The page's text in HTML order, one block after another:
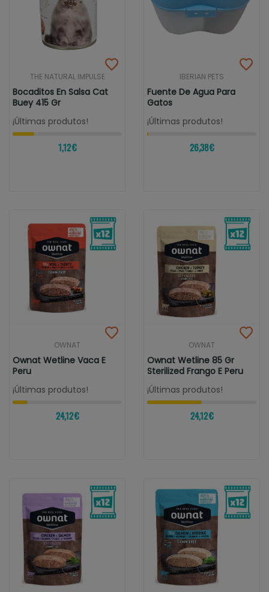
THE NATURAL IMPULSE
Bocaditos En Salsa Cat
Buey 415 Gr
¡Últimas produtos!
1,12 €
IBERIAN PETS
Fuente De Agua Para
Gatos
¡Últimas produtos!
26,38 €
OWNAT
Ownat Wetline Vaca E
Peru
¡Últimas produtos!
24,12 €
OWNAT
Ownat Wetline 85 Gr
Sterilized Frango E Peru
¡Últimas produtos!
24,12 €